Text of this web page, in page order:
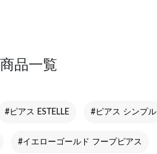
品一覧
#ピアス ESTELLE #ピアス シンプル
#イエローゴールド フープピアス